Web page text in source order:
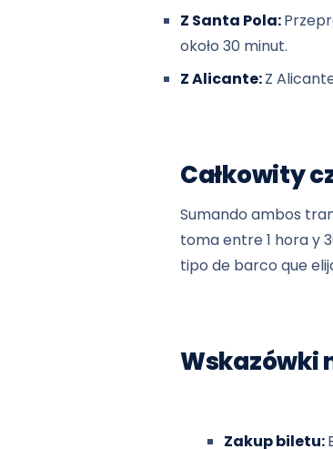
Z Santa Pola:
około 30 minut.
Z Alicante:Z
Całkowity
Sumando ambos
toma entre 1 hora y
tipo de barco que
Wskazówki
Zakup biletu: